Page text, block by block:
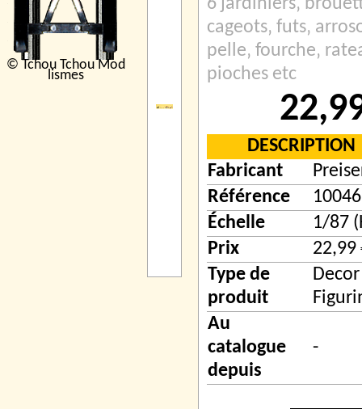
© Tchou Tchou Mod
lismes
6 jardiniers‚
cageots‚ futs‚
pelle‚ fourche‚
pioches etc
DESCRIPTION
Fabricant
Référence
10046
Échelle
1/87
Prix
22,99
Type de
produit
Au
catalogue
depuis
-